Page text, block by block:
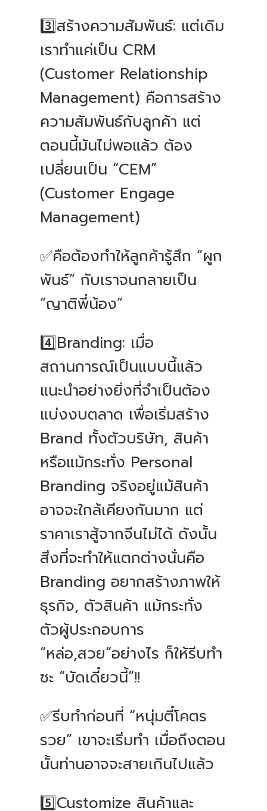
3️⃣สร้างความสัมพันธ์: แต่เดิม
เราทำแค่เป็น CRM
(Customer Relationship
Management) คือการสร้าง
ความสัมพันธ์กับลูกค้า แต่
ตอนนี้มันไม่พอแล้ว ต้อง
เปลี่ยนเป็น “CEM”
(Customer Engage
Management)
✅คือต้องทำให้ลูกค้ารู้สึก “ผูก
พันธ์” กับเราจนกลายเป็น
“ญาติพี่น้อง”
4️⃣Branding: เมื่อ
สถานการณ์เป็นแบบนี้แล้ว
แนะนำอย่างยิ่งที่จำเป็นต้อง
แบ่งงบตลาด เพื่อเริ่มสร้าง
Brand ทั้งตัวบริษัท, สินค้า
หรือแม้กระทั่ง Personal
Branding จริงอยู่แม้สินค้า
อาจจะใกล้เคียงกันมาก แต่
ราคาเราสู้จากจีนไม่ได้ ดังนั้น
สิ่งที่จะทำให้แตกต่างนั่นคือ
Branding อยากสร้างภาพให้
ธุรกิจ, ตัวสินค้า แม้กระทั่ง
ตัวผู้ประกอบการ
“หล่อ,สวย”อย่างไร ก็ให้รีบทำ
ซะ “บัดเดี๋ยวนี้”!!
✅รีบทำก่อนที่ “หนุ่มตี๋โคตร
รวย” เขาจะเริ่มทำ เมื่อถึงตอน
นั้นท่านอาจจะสายเกินไปแล้ว
5️⃣Customize สินค้าและ